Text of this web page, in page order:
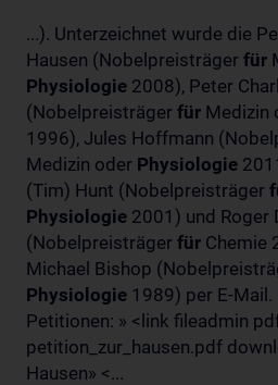
...). Unterzeichnet wurde die
Hausen (Nobelpreisträger für
Physiologie 2008), Peter
(Nobelpreisträger für Medizin
1996), Jules Hoffmann
Medizin oder Physiologie
(Tim) Hunt (Nobelpreisträger
Physiologie 2001) und Roger
(Nobelpreisträger für Chemie
Michael Bishop
Physiologie 1989) per E-Mail.
Petitionen: » <link fileadmin
petition_zur_hausen.pdf
Hausen» <...